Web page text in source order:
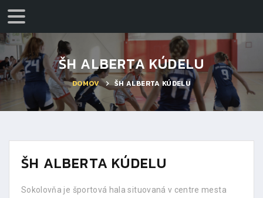
ŠH ALBERTA KÚDELU
DOMOV ŠH ALBERTA KÚDELU
ŠH ALBERTA KÚDELU
Sokolovňa je športová hala situovaná v centre mesta